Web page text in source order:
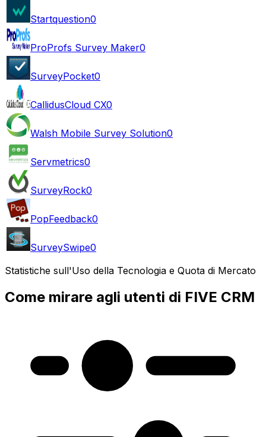
Startquestion0
ProProfs Survey Maker0
SurveyPocket0
CallidusCloud CX0
Walsh Mobile Survey Solution0
Servmetrics0
SurveyRock0
PopFeedback0
SurveySwipe0
Statistiche sull'Uso della Tecnologia e Quota di Mercato
Come mirare agli utenti di FIVE CRM